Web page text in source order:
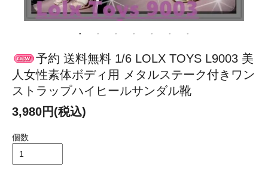
予約 送料無料 1/6 LOLX TOYS L9003 美
人女性素体ボディ用 メタルステーク付きワン
ストラップハイヒールサンダル靴
3,980円(税込)
個数